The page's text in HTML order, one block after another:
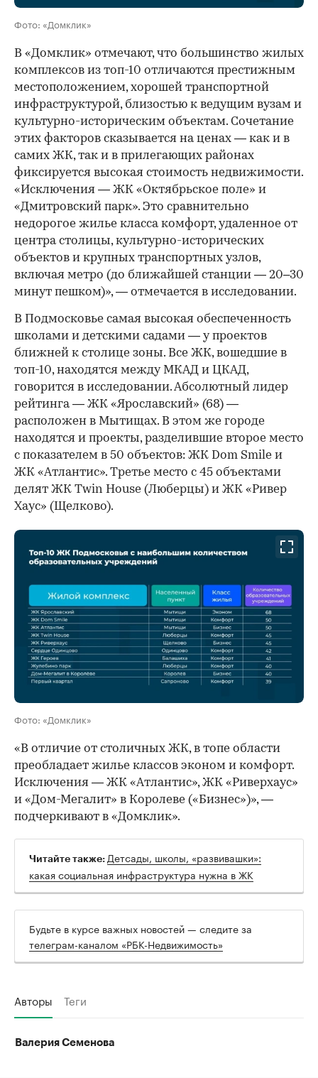
Фото: «Домклик»
В «Домклик» отмечают, что большинство жилых
комплексов из топ-10 отличаются престижным
местоположением, хорошей транспортной
инфраструктурой, близостью к ведущим вузам и
культурно-историческим объектам. Сочетание
этих факторов сказывается на ценах — как и в
самих ЖК, так и в прилегающих районах
фиксируется высокая стоимость недвижимости.
«Исключения — ЖК «Октябрьское поле» и
«Дмитровский парк». Это сравнительно
недорогое жилье класса комфорт, удаленное от
центра столицы, культурно-исторических
объектов и крупных транспортных узлов,
включая метро (до ближайшей станции — 20–30
минут пешком)», — отмечается в исследовании.
В Подмосковье самая высокая обеспеченность
школами и детскими садами — у проектов
ближней к столице зоны. Все ЖК, вошедшие в
топ-10, находятся между МКАД и ЦКАД,
говорится в исследовании. Абсолютный лидер
рейтинга — ЖК «Ярославский» (68) —
расположен в Мытищах. В этом же городе
находятся и проекты, разделившие второе место
с показателем в 50 объектов: ЖК Dom Smile и
ЖК «Атлантис». Третье место с 45 объектами
делят ЖК Twin House (Люберцы) и ЖК «Ривер
Хаус» (Щелково).
Фото: «Домклик»
«В отличие от столичных ЖК, в топе области
преобладает жилье классов эконом и комфорт.
Исключения — ЖК «Атлантис», ЖК «Риверхаус»
и «Дом-Мегалит» в Королеве («Бизнес»)», —
подчеркивают в «Домклик».
Читайте также: Детсады, школы, «развивашки»:
какая социальная инфраструктура нужна в ЖК
Будьте в курсе важных новостей — следите за
телеграм-каналом «РБК-Недвижимость»
Авторы Теги
Валерия Семенова